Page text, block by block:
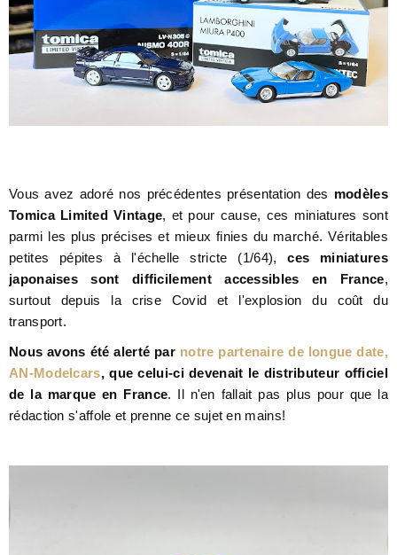
Vous avez adoré nos précédentes présentation des modèles
Tomica Limited Vintage, et pour cause, ces miniatures sont
parmi les plus précises et mieux finies du marché. Véritables
petites pépites à l'échelle stricte (1/64),ces miniatures
japonaises sont difficilement accessibles en France,
surtout depuis la crise Covid et l'explosion du coût du
transport.
Nous avons été alerté par notre partenaire de longue date,
AN-Modelcars, que celui-ci devenait le distributeur officiel
de la marque en France. Il n'en fallait pas plus pour que la
rédaction s'affole et prenne ce sujet en mains!